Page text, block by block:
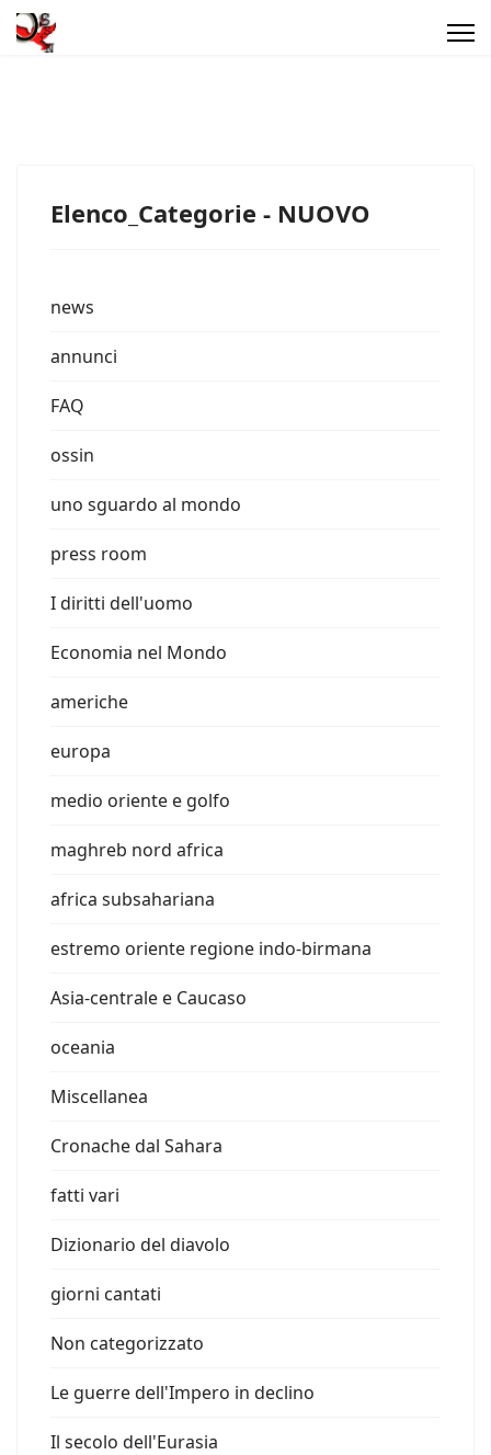
Elenco_Categorie - NUOVO
news
annunci
FAQ
ossin
uno sguardo al mondo
press room
I diritti dell'uomo
Economia nel Mondo
americhe
europa
medio oriente e golfo
maghreb nord africa
africa subsahariana
estremo oriente regione indo-birmana
Asia-centrale e Caucaso
oceania
Miscellanea
Cronache dal Sahara
fatti vari
Dizionario del diavolo
giorni cantati
Non categorizzato
Le guerre dell'Impero in declino
Il secolo dell'Eurasia